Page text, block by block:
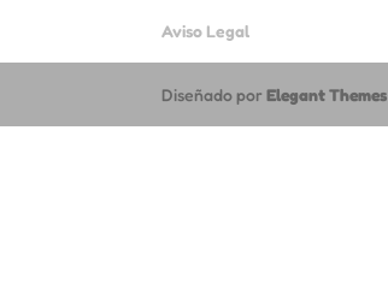
Aviso Legal
Diseñado porElegant Themes